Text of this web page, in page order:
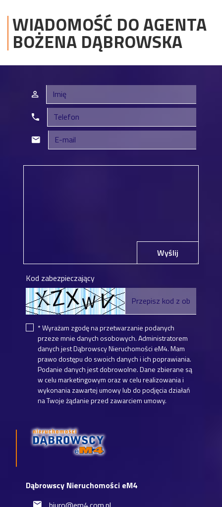
WIADOMOŚĆ DO AGENTA
BOŻENA DĄBROWSKA
Dąbrowscy Nieruchomości eM4
Wyślij
Kod zabezpieczający
* Wyrażam zgodę na przetwarzanie podanych
przeze mnie danych osobowych. Administratorem
danych jest Dąbrowscy Nieruchomości eM4. Mam
prawo dostępu do swoich danych i ich poprawiania.
Podanie danych jest dobrowolne. Dane zbierane są
w celu marketingowym oraz w celu realizowania i
wykonania zawartej umowy lub do podjęcia działań
na Twoje żądanie przed zawarciem umowy.